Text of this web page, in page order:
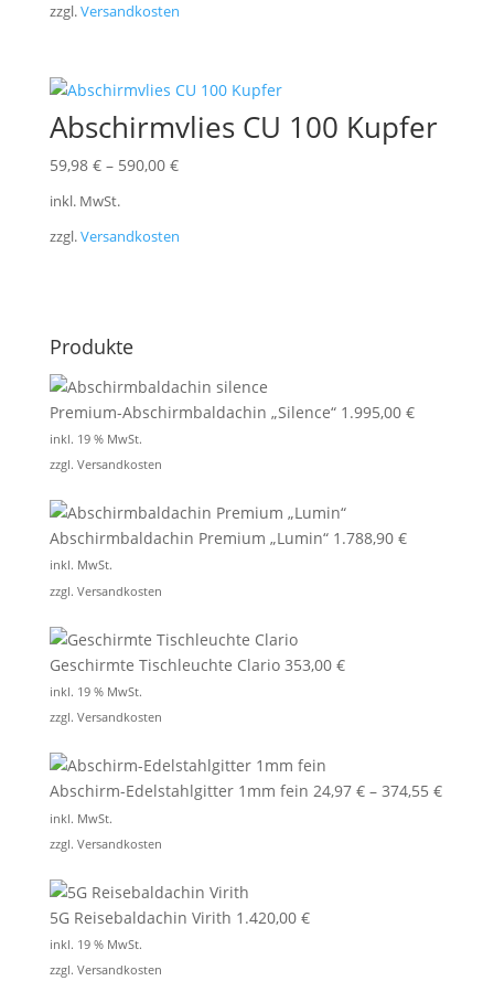
zzgl.Versandkosten
Abschirmvlies CU 100 Kupfer
59,98 €– 590,00 €
inkl. MwSt.
zzgl.Versandkosten
Produkte
Premium-Abschirmbaldachin „Silence“ 1.995,00 €
inkl. 19 % MwSt.
zzgl. Versandkosten
Abschirmbaldachin Premium „Lumin“ 1.788,90 €
inkl. MwSt.
zzgl. Versandkosten
Geschirmte Tischleuchte Clario 353,00 €
inkl. 19 % MwSt.
zzgl. Versandkosten
Abschirm-Edelstahlgitter 1mm fein 24,97 €– 374,55 €
inkl. MwSt.
zzgl. Versandkosten
5G Reisebaldachin Virith 1.420,00 €
inkl. 19 % MwSt.
zzgl. Versandkosten